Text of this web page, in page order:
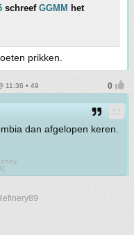
schreef GGMM het
prikken.
11:36 • 49
dan afgelopen keren.